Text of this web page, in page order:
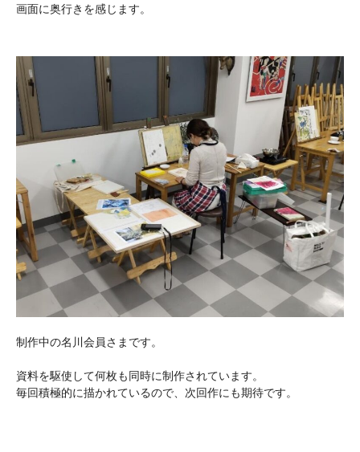
画面に奥行きを感じます。
制作中の名川会員さまです。
資料を駆使して何枚も同時に制作されています。
毎回積極的に描かれているので、次回作にも期待です。